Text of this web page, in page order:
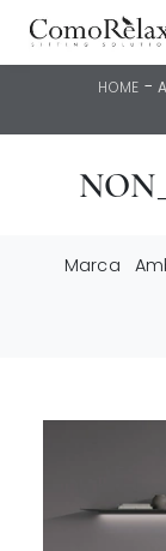
HOME -
Marca